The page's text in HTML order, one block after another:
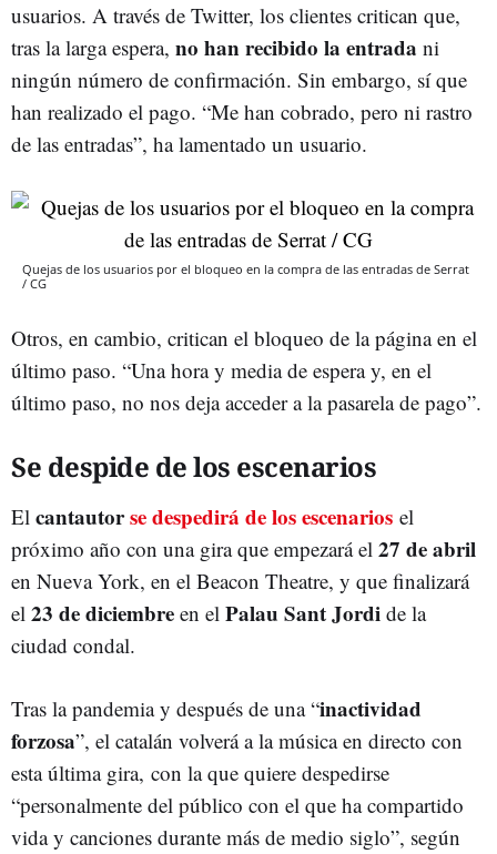
usuarios. A través de Twitter, los clientes critican que,
tras la larga espera, no han recibido la entrada ni
ningún número de confirmación. Sin embargo, sí que
han realizado el pago. “Me han cobrado, pero ni rastro
de las entradas”, ha lamentado un usuario.
Quejas de los usuarios por el bloqueo en la compra de las entradas de Serrat
/ CG
Otros, en cambio, critican el bloqueo de la página en el
último paso. “Una hora y media de espera y, en el
último paso, no nos deja acceder a la pasarela de pago”.
Se despide de los escenarios
El cantautorse despedirá de los escenarios el
próximo año con una gira que empezará el 27 de abril
en Nueva York, en el Beacon Theatre, y que finalizará
el 23 de diciembre en el Palau Sant Jordi de la
ciudad condal.
Tras la pandemia y después de una “inactividad
forzosa”, el catalán volverá a la música en directo con
esta última gira, con la que quiere despedirse
“personalmente del público con el que ha compartido
vida y canciones durante más de medio siglo”, según